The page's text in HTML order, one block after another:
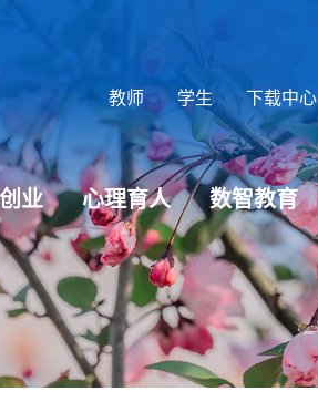
教师 学生 下载中心
业 心理育人 数智教育